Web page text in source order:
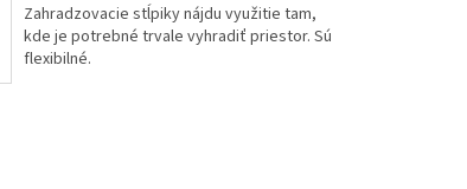
z
5
hviezdičiek.
Zahradzovacie stĺpiky nájdu využitie tam,
kde je potrebné trvale vyhradiť priestor. Sú
flexibilné.